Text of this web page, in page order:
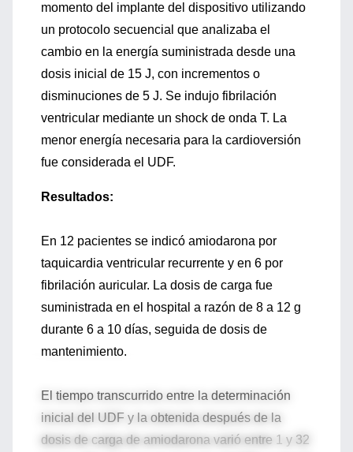
momento del implante del dispositivo utilizando
un protocolo secuencial que analizaba el
cambio en la energía suministrada desde una
dosis inicial de 15 J, con incrementos o
disminuciones de 5 J. Se indujo fibrilación
ventricular mediante un shock de onda T. La
menor energía necesaria para la cardioversión
fue considerada el UDF.
Resultados:
En 12 pacientes se indicó amiodarona por
taquicardia ventricular recurrente y en 6 por
fibrilación auricular. La dosis de carga fue
suministrada en el hospital a razón de 8 a 12 g
durante 6 a 10 días, seguida de dosis de
mantenimiento.
El tiempo transcurrido entre la determinación
inicial del UDF y la obtenida después de la
dosis de carga de amiodarona varió entre 1 y 32